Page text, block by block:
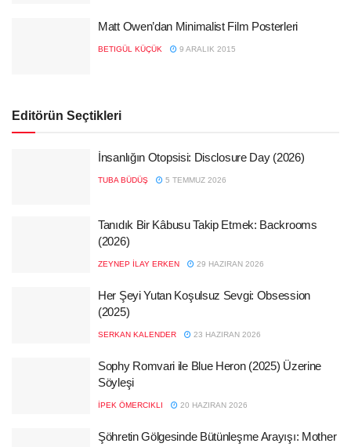
Matt Owen’dan Minimalist Film Posterleri
BETIGÜL KÜÇÜK 9 ARALIK 2015
Editörün Seçtikleri
İnsanlığın Otopsisi: Disclosure Day (2026)
TUBA BÜDÜŞ 5 TEMMUZ 2026
Tanıdık Bir Kâbusu Takip Etmek: Backrooms
(2026)
ZEYNEP İLAY ERKEN 29 HAZIRAN 2026
Her Şeyi Yutan Koşulsuz Sevgi: Obsession
(2025)
SERKAN KALENDER 23 HAZIRAN 2026
Sophy Romvari ile Blue Heron (2025) Üzerine
Söyleşi
İPEK ÖMERCIKLI 20 HAZIRAN 2026
Şöhretin Gölgesinde Bütünleşme Arayışı: Mother